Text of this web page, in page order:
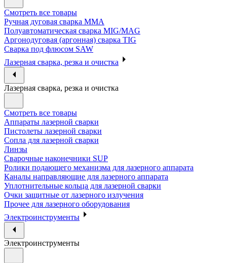
Смотреть все товары
Ручная дуговая сварка MMA
Полуавтоматическая сварка MIG/MAG
Аргонодуговая (аргонная) сварка TIG
Сварка под флюсом SAW
Лазерная сварка, резка и очистка
Лазерная сварка, резка и очистка
Смотреть все товары
Аппараты лазерной сварки
Пистолеты лазерной сварки
Сопла для лазерной сварки
Линзы
Сварочные наконечники SUP
Ролики подающего механизма для лазерного аппарата
Каналы направляющие для лазерного аппарата
Уплотнительные кольца для лазерной сварки
Очки защитные от лазерного излучения
Прочее для лазерного оборудования
Электроинструменты
Электроинструменты